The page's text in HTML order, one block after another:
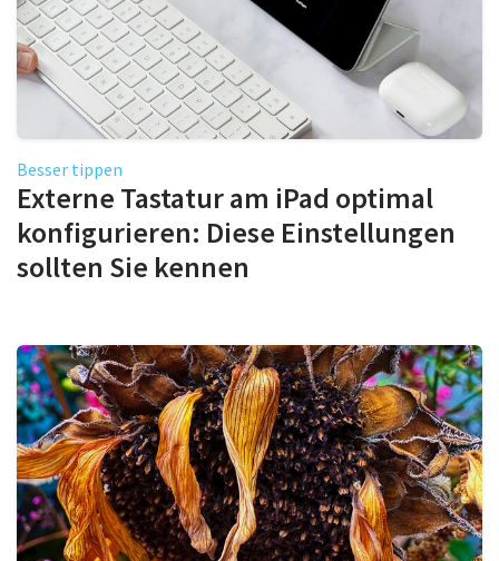
Besser tippen
Externe Tastatur am iPad optimal
konfigurieren: Diese Einstellungen
sollten Sie kennen